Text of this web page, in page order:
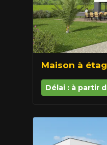
Maison à
Délai : à partir